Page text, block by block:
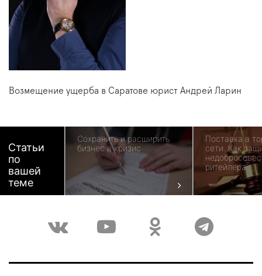
Возмещение ущерба в Саратове юрист Андрей Ларин
Статьи
по
вашей
теме
Сохранить и расширить
бизнес в кризис
Поставка в
сети. Как
ритейлера